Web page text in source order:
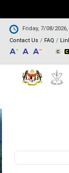
Friday, 7/08/2026,
Contact Us
FAQ
Search